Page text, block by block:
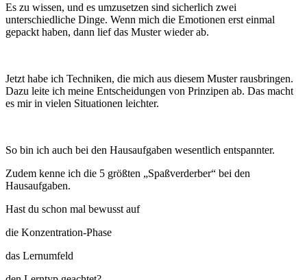
Es zu wissen, und es umzusetzen sind sicherlich zwei
unterschiedliche Dinge. Wenn mich die Emotionen erst einmal
gepackt haben, dann lief das Muster wieder ab.
Jetzt habe ich Techniken, die mich aus diesem Muster rausbringen.
Dazu leite ich meine Entscheidungen von Prinzipen ab. Das macht
es mir in vielen Situationen leichter.
So bin ich auch bei den Hausaufgaben wesentlich entspannter.
Zudem kenne ich die 5 größten „Spaßverderber“ bei den
Hausaufgaben.
Hast du schon mal bewusst auf
die Konzentration-Phase
das Lernumfeld